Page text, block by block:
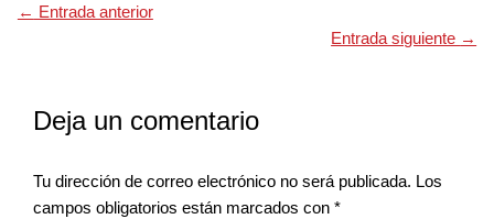
← Entrada anterior
Entrada siguiente →
Deja un comentario
Tu dirección de correo electrónico no será publicada. Los
campos obligatorios están marcados con*